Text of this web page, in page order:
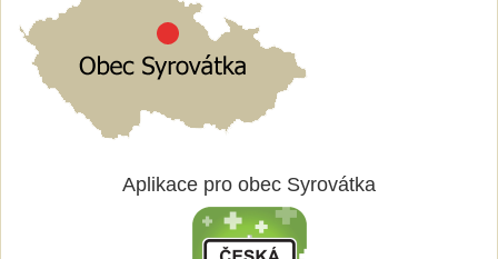
Aplikace pro obec Syrovátka